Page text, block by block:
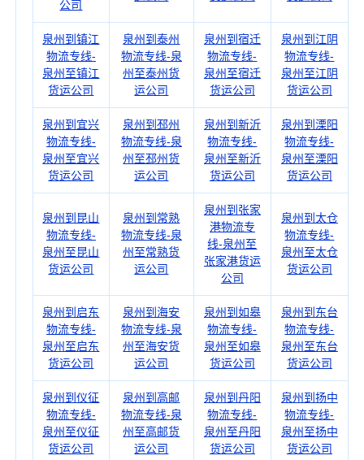
公司
泉州到镇江
物流专线-
泉州至镇江
货运公司
泉州到泰州
物流专线-泉
州至泰州货
运公司
泉州到宿迁
物流专线-
泉州至宿迁
货运公司
泉州到江阴
物流专线-
泉州至江阴
货运公司
泉州到宜兴
物流专线-
泉州至宜兴
货运公司
泉州到邳州
物流专线-泉
州至邳州货
运公司
泉州到新沂
物流专线-
泉州至新沂
货运公司
泉州到溧阳
物流专线-
泉州至溧阳
货运公司
泉州到昆山
物流专线-
泉州至昆山
货运公司
泉州到常熟
物流专线-泉
州至常熟货
运公司
泉州到张家
港物流专
线-泉州至
张家港货运
公司
泉州到太仓
物流专线-
泉州至太仓
货运公司
泉州到启东
物流专线-
泉州至启东
货运公司
泉州到海安
物流专线-泉
州至海安货
运公司
泉州到如皋
物流专线-
泉州至如皋
货运公司
泉州到东台
物流专线-
泉州至东台
货运公司
泉州到仪征
物流专线-
泉州至仪征
货运公司
泉州到高邮
物流专线-泉
州至高邮货
运公司
泉州到丹阳
物流专线-
泉州至丹阳
货运公司
泉州到扬中
物流专线-
泉州至扬中
货运公司